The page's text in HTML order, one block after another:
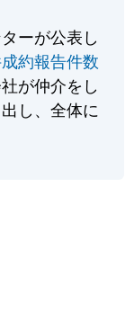
ーが公表し
約報告件数
が仲介をし
し、全体に